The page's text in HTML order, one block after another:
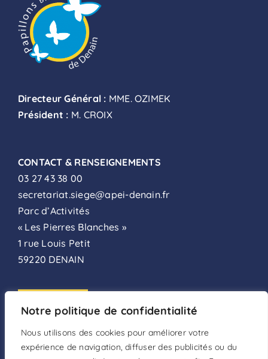
Notre politique de confidentialité
Nous utilisons des cookies pour améliorer votre
expérience de navigation, diffuser des publicités ou du
Directeur Général : MME. OZIMEK
Président : M. CROIX
CONTACT & RENSEIGNEMENTS
03 27 43 38 00
secretariat.siege@apei-denain.fr
Parc d’Activités
« Les Pierres Blanches »
1 rue Louis Petit
59220 DENAIN
FAIRE UN DON